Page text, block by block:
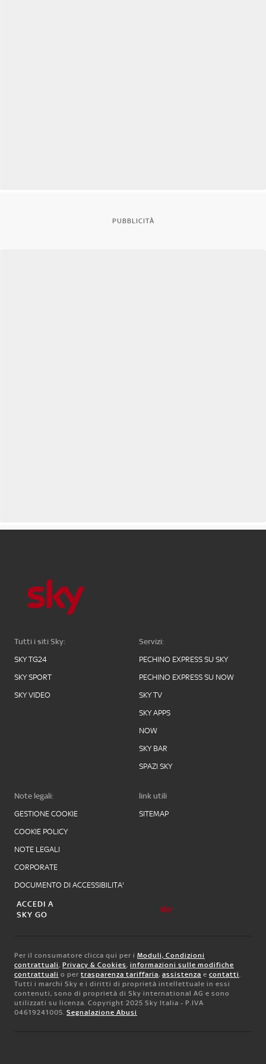
PUBBLICITÀ
Tutti i siti Sky:
SKY TG24
SKY SPORT
SKY VIDEO
Servizi:
PECHINO EXPRESS SU SKY
PECHINO EXPRESS SU NOW
SKY TV
SKY APPS
NOW
SKY BAR
SPAZI SKY
Note legali:
GESTIONE COOKIE
COOKIE POLICY
NOTE LEGALI
CORPORATE
DOCUMENTO DI ACCESSIBILITA'
link utili
SITEMAP
ACCEDI A
SKY GO
Per il consumatore clicca qui per i Moduli, Condizioni
contrattuali, Privacy & Cookies, informazioni sulle modifiche
contrattuali o per trasparenza tariffaria, assistenza e contatti.
Tutti i marchi Sky e i diritti di proprietà intellettuale in essi
contenuti, sono di proprietà di Sky international AG e sono
utilizzati su licenza. Copyright 2025 Sky Italia - P.IVA
04619241005. Segnalazione Abusi